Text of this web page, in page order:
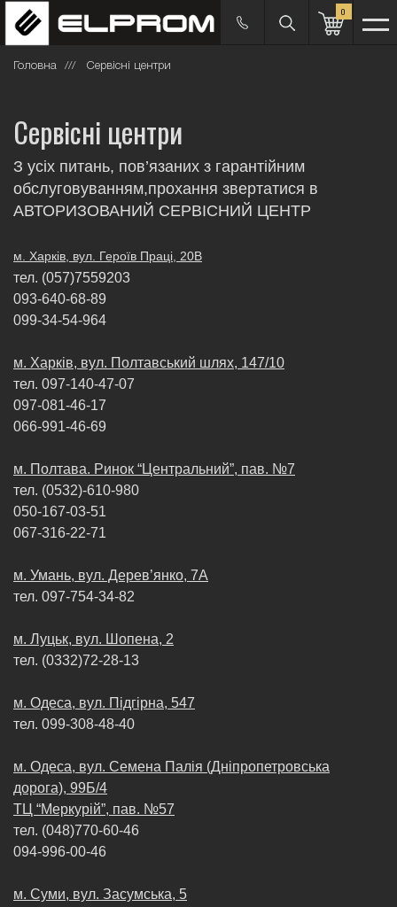
0
Головна Сервісні центри
Сервісні центри
З усіх питань, пов’язаних з гарантійним
обслуговуванням,прохання звертатися в
АВТОРИЗОВАНИЙ СЕРВІСНИЙ ЦЕНТР
м. Харків, вул. Героїв Праці, 20В
тел. (057)7559203
093-640-68-89
099-34-54-964
м. Харкiв, вул. Полтавський шлях, 147/10
тел. 097-140-47-07
097-081-46-17
066-991-46-69
м. Полтава. Ринок “Центральний”, пав. №7
тел. (0532)-610-980
050-167-03-51
067-316-22-71
м. Умань, вул. Дерев’янко, 7А
тел. 097-754-34-82
м. Луцьк, вул. Шопена, 2
тел. (0332)72-28-13
м. Одеса, вул. Пiдгiрна, 547
тел. 099-308-48-40
м. Одеса, вул. Семена Палія (Дніпропетровська
дорога), 99Б/4
ТЦ “Меркурій”, пав. №57
тел. (048)770-60-46
094-996-00-46
м. Суми, вул. Засумська, 5